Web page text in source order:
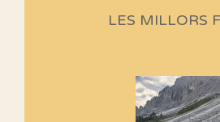
programació d'aquest
Si no podem caminar,
cosa hem de fer...
LES MILLORS